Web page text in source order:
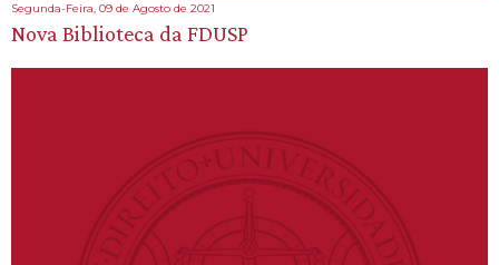
Segunda-Feira, 09 de Agosto de 2021
Nova Biblioteca da FDUSP